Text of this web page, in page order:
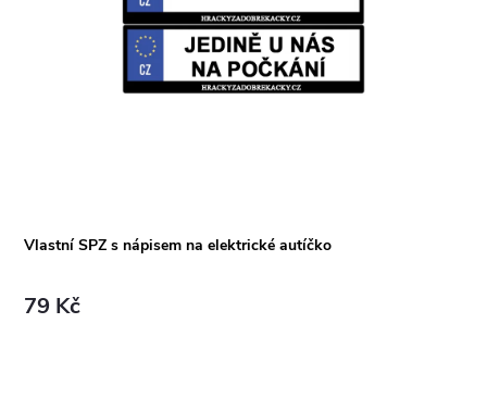
Vlastní SPZ s nápisem na elektrické autíčko
79 Kč